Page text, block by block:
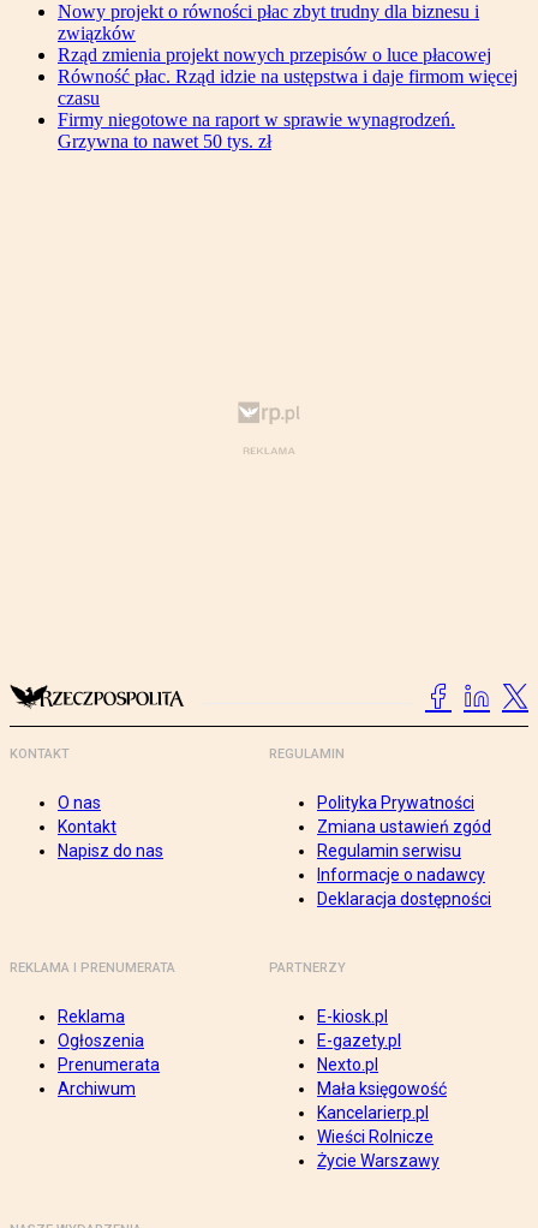
Nowy projekt o równości płac zbyt trudny dla biznesu i
związków
Rząd zmienia projekt nowych przepisów o luce płacowej
Równość płac. Rząd idzie na ustępstwa i daje firmom więcej
czasu
Firmy niegotowe na raport w sprawie wynagrodzeń.
Grzywna to nawet 50 tys. zł
KONTAKT
O nas
Kontakt
Napisz do nas
REGULAMIN
Polityka Prywatności
Zmiana ustawień zgód
Regulamin serwisu
Informacje o nadawcy
Deklaracja dostępności
REKLAMA I PRENUMERATA
Reklama
Ogłoszenia
Prenumerata
Archiwum
PARTNERZY
E-kiosk.pl
E-gazety.pl
Nexto.pl
Mała księgowość
Kancelarierp.pl
Wieści Rolnicze
Życie Warszawy